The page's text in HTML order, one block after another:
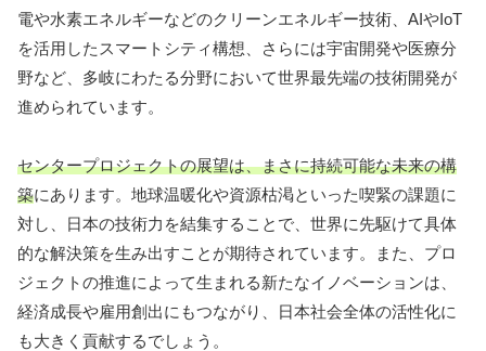
電や水素エネルギーなどのクリーンエネルギー技術、AIやIoT
を活用したスマートシティ構想、さらには宇宙開発や医療分
野など、多岐にわたる分野において世界最先端の技術開発が
進められています。
センタープロジェクトの展望は、まさに持続可能な未来の構
築にあります。地球温暖化や資源枯渇といった喫緊の課題に
対し、日本の技術力を結集することで、世界に先駆けて具体
的な解決策を生み出すことが期待されています。また、プロ
ジェクトの推進によって生まれる新たなイノベーションは、
経済成長や雇用創出にもつながり、日本社会全体の活性化に
も大きく貢献するでしょう。